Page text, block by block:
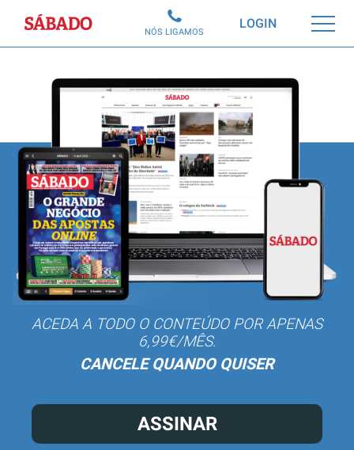
Sábado LOGIN
NÓS LIGAMOS
ACEDA A TODO O CONTEÚDO POR APENAS
6,99€/MÊS.
CANCELE QUANDO QUISER
ASSINAR